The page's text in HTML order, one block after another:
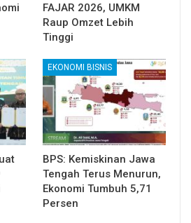
FAJAR 2026, UMKM
Raup Omzet Lebih
Tinggi
EKONOMI BISNIS
BPS: Kemiskinan Jawa
Tengah Terus Menurun,
Ekonomi Tumbuh 5,71
Persen